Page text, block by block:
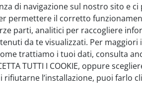
di navigazione sul nostro sito e
permettere il corretto
parti, analitici per raccogliere
da te visualizzati. Per
trattiamo i tuoi dati, consulta
TUTTI I COOKIE, oppure
rifiutarne l’installazione, puoi farlo
novità e iniziative
Iscrivimi